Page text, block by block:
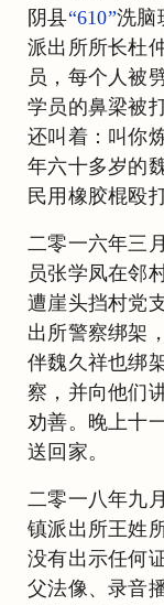
阴县“610”洗脑
派出所所长杜
员，每个人被
学员的鼻梁被
还叫着：叫你
年六十多岁的
民用橡胶棍殴
二零一六年三
员张学凤在邻
遭崖头挡村党
出所警察绑架
伴魏久祥也绑
察，并向他们
劝善。晚上十
送回家。
二零一八年九
镇派出所王姓
没有出示任何
父法像、录音